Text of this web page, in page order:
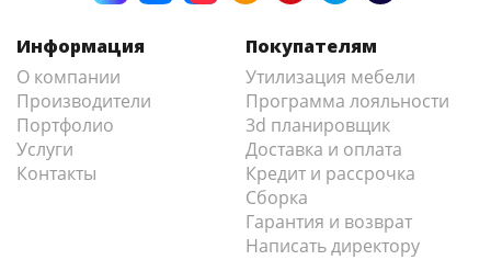
Информация
О компании
Производители
Портфолио
Услуги
Контакты
Покупателям
Утилизация мебели
Программа лояльности
3d планировщик
Доставка и оплата
Кредит и рассрочка
Сборка
Гарантия и возврат
Написать директору